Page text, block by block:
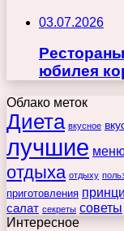
03.07.2026
юбилея
Облако меток
Диета вкусное
лучшие
отдыха отдыху
приготовления
салат секреты советы
Интересное